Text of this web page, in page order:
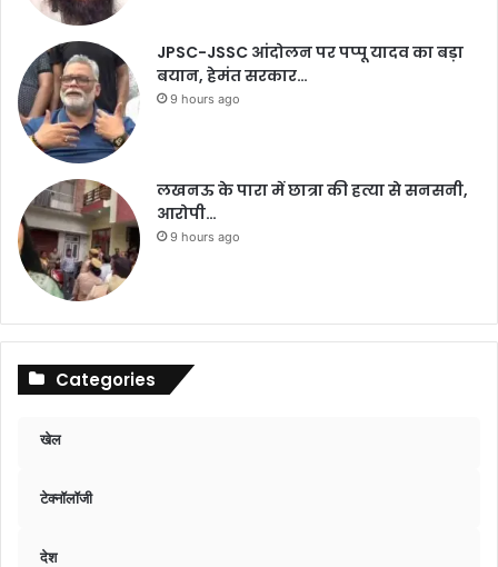
JPSC-JSSC आंदोलन पर पप्पू यादव का बड़ा
बयान, हेमंत सरकार…
9 hours ago
लखनऊ के पारा में छात्रा की हत्या से सनसनी,
आरोपी…
9 hours ago
Categories
खेल
टेक्नॉलॉजी
देश